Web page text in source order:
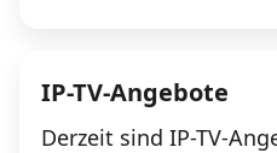
IP-TV-Angebote
Derzeit sind IP-TV-